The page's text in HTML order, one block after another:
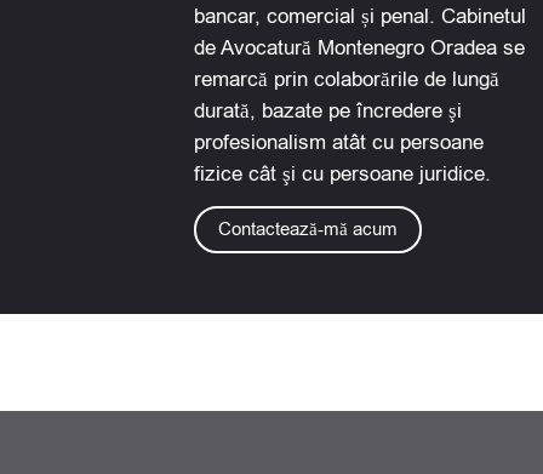
bancar, comercial și penal. Cabinetul
de Avocatură Montenegro Oradea se
remarcă prin colaborările de lungă
durată, bazate pe încredere şi
profesionalism atât cu persoane
fizice cât şi cu persoane juridice.
Contactează-mă acum